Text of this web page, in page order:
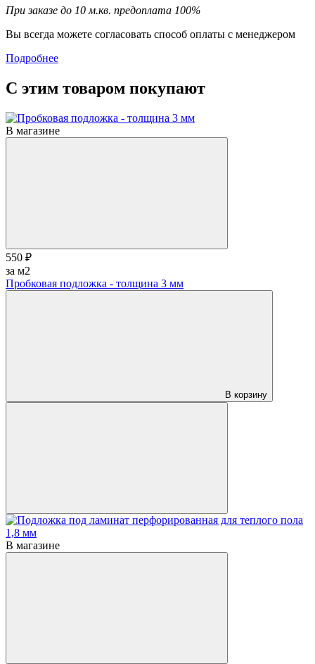
При заказе до 10 м.кв. предоплата 100%
Вы всегда можете согласовать способ оплаты с менеджером
Подробнее
С этим товаром покупают
В магазине
550 ₽
за м2
Пробковая подложка - толщина 3 мм
В корзину
В магазине